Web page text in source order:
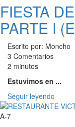
FIESTA
PARTE I
Escrito por: Moncho
3 Comentarios
2 minutos
Estuvimos en ...
Seguir leyendo
A-7